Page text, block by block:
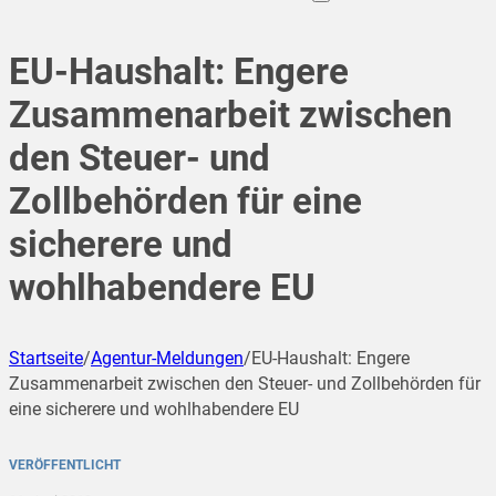
EU-Haushalt: Engere
Zusammenarbeit zwischen
den Steuer- und
Zollbehörden für eine
sicherere und
wohlhabendere EU
Startseite/Agentur-Meldungen/EU-Haushalt: Engere
Zusammenarbeit zwischen den Steuer- und Zollbehörden für
eine sicherere und wohlhabendere EU
VERÖFFENTLICHT